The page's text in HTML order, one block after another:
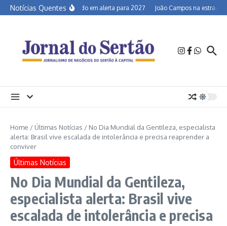
Ir para o conteúdo
Notícias QuentesSemiárido em alerta para 2027 João Campos na estrada e
Home / Últimas Notícias / No Dia Mundial da Gentileza, especialista
alerta: Brasil vive escalada de intolerância e precisa reaprender a
conviver
Últimas Notícias
No Dia Mundial da Gentileza,
especialista alerta: Brasil vive
escalada de intolerância e precisa